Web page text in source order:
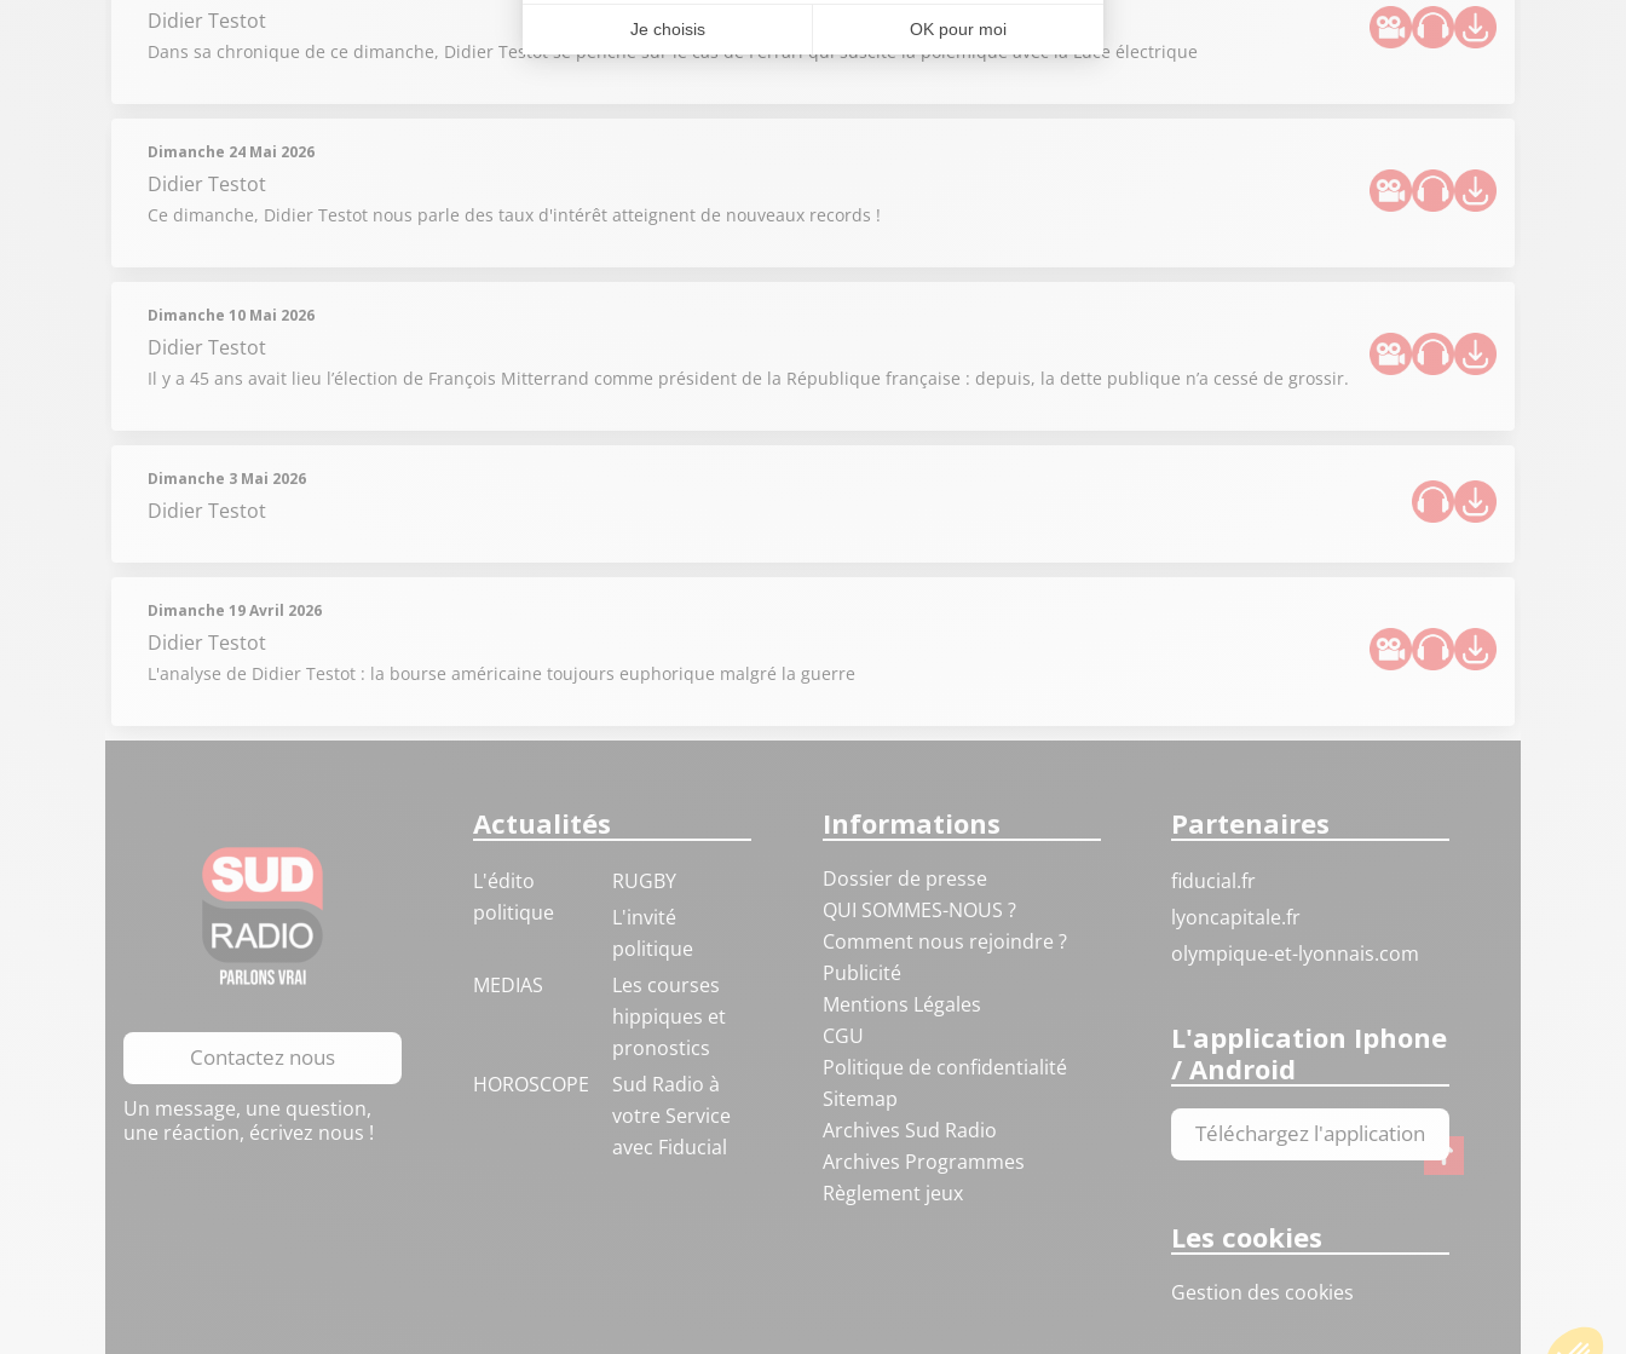
Didier Testot
Dans sa chronique de ce dimanche, Didier Testot se penche sur le cas de Ferrari qui suscite la polémique avec la Luce électrique
Dimanche 24 Mai 2026
Didier Testot
Ce dimanche, Didier Testot nous parle des taux d'intérêt atteignent de nouveaux records !
Dimanche 10 Mai 2026
Didier Testot
Il y a 45 ans avait lieu l’élection de François Mitterrand comme président de la République française : depuis, la dette publique n’a cessé de grossir.
Dimanche 3 Mai 2026
Didier Testot
Dimanche 19 Avril 2026
Didier Testot
L'analyse de Didier Testot : la bourse américaine toujours euphorique malgré la guerre
Contactez nous
Un message, une question,
une réaction, écrivez nous !
Actualités
L'édito
politique
RUGBY
L'invité
politique
MEDIAS
Les courses
hippiques et
pronostics
HOROSCOPE
Sud Radio à
votre Service
avec Fiducial
Informations
Dossier de presse
QUI SOMMES-NOUS ?
Comment nous rejoindre ?
Publicité
Mentions Légales
CGU
Politique de confidentialité
Sitemap
Archives Sud Radio
Archives Programmes
Règlement jeux
Partenaires
fiducial.fr
lyoncapitale.fr
olympique-et-lyonnais.com
L'application Iphone
/ Android
Téléchargez l'application
Les cookies
Gestion des cookies